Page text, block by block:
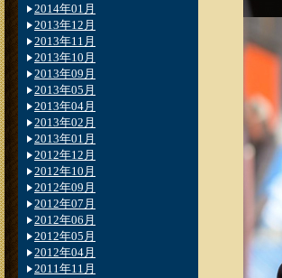
2014年01月
2013年12月
2013年11月
2013年10月
2013年09月
2013年05月
2013年04月
2013年02月
2013年01月
2012年12月
2012年10月
2012年09月
2012年07月
2012年06月
2012年05月
2012年04月
2011年11月